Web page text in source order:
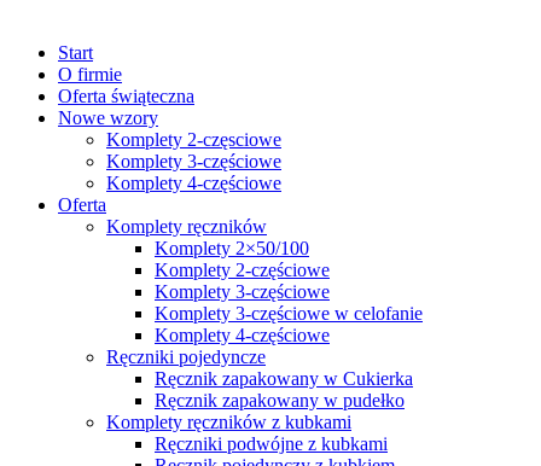
Start
O firmie
Oferta świąteczna
Nowe wzory
Komplety 2-częsciowe
Komplety 3-częściowe
Komplety 4-częściowe
Oferta
Komplety ręczników
Komplety 2×50/100
Komplety 2-częściowe
Komplety 3-częściowe
Komplety 3-częściowe w celofanie
Komplety 4-częściowe
Ręczniki pojedyncze
Ręcznik zapakowany w Cukierka
Ręcznik zapakowany w pudełko
Komplety ręczników z kubkami
Ręczniki podwójne z kubkami